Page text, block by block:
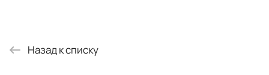
Назад к списку